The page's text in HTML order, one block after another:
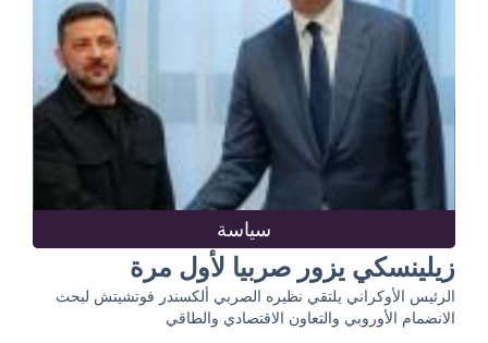
سياسة
زيلينسكي يزور صربيا لأول مرة
الرئيس الأوكراني يلتقي نظيره الصربي ألكسندر فوتشيتش لبحث
الانضمام الأوروبي والتعاون الاقتصادي والطاقي